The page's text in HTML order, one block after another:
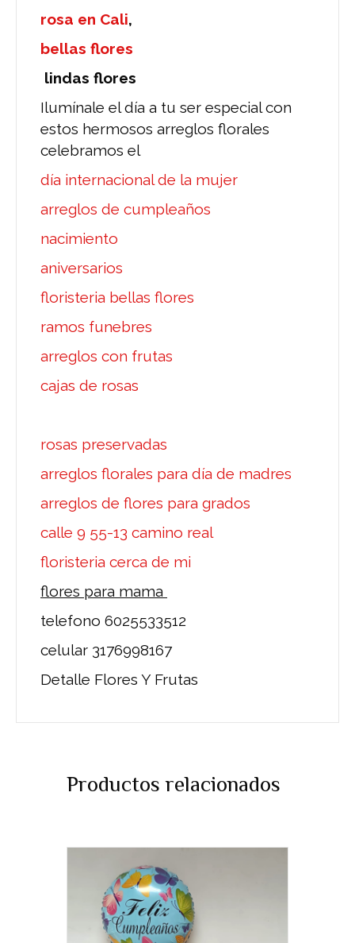
rosa en Cali,
bellas flores
lindas flores
Ilumínale el día a tu ser especial con
estos hermosos arreglos florales
celebramos el
día internacional de la mujer
arreglos de cumpleaños
nacimiento
aniversarios
floristeria bellas flores
ramos funebres
arreglos con frutas
cajas de rosas
rosas preservadas
arreglos florales para día de madres
arreglos de flores para grados
calle 9 55-13 camino real
floristeria cerca de mi
flores para mama
telefono 6025533512
celular 3176998167
Detalle Flores Y Frutas
Productos relacionados